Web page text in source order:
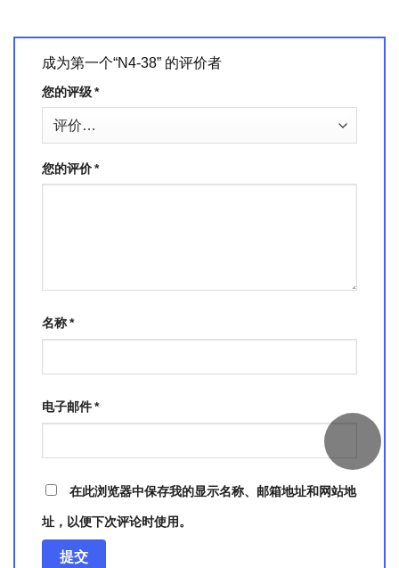
成为第一个“N4-38” 的评价者
您的评级*
您的评价*
名称*
电子邮件*
在此浏览器中保存我的显示名称、邮箱地址和网站地
址，以便下次评论时使用。